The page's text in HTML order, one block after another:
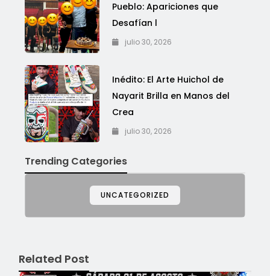
Pueblo: Apariciones que
Desafían l
julio 30, 2026
Inédito: El Arte Huichol de
Nayarit Brilla en Manos del
Crea
julio 30, 2026
Trending Categories
UNCATEGORIZED
Related Post